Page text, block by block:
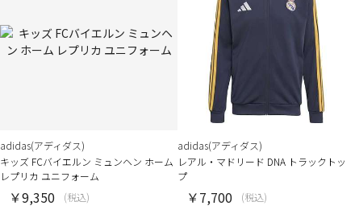
adidas(アディダス)
キッズ FCバイエルン ミュンヘン ホーム
レプリカ ユニフォーム
￥9,350 (税込)
adidas(アディダス)
レアル・マドリード DNA トラックトッ
プ
￥7,700 (税込)